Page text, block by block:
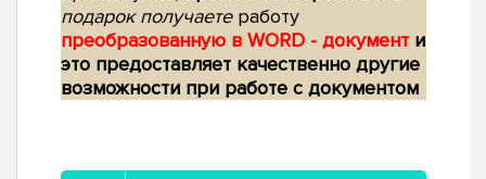
подарок получаетеработу
преобразованную в WORD - документ и
это предоставляет качественно другие
возможности при работе с документом